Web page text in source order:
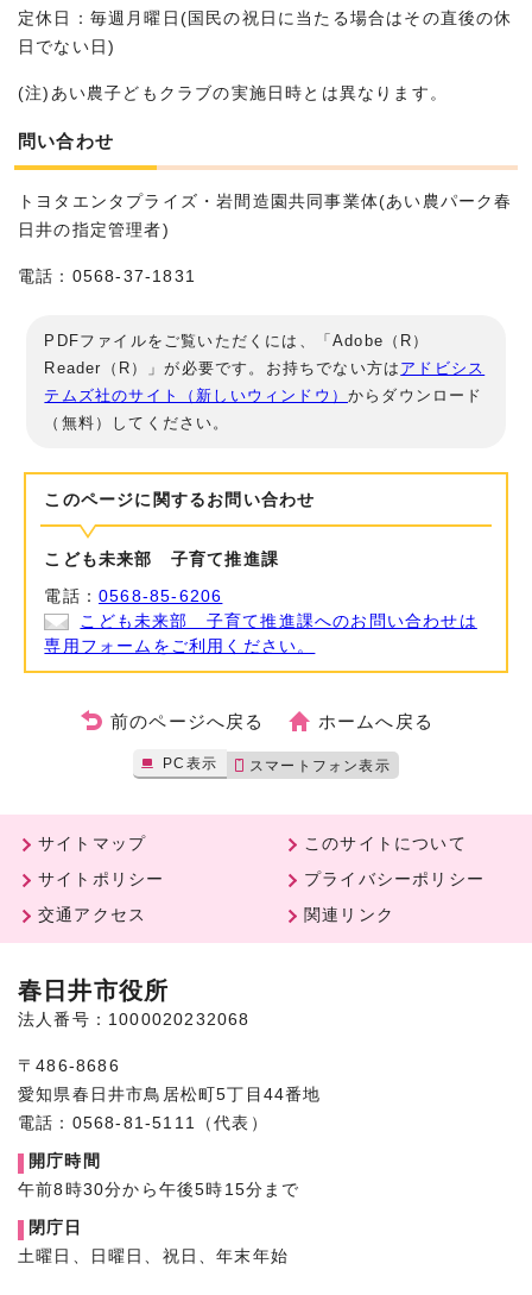
定休日：毎週月曜日(国民の祝日に当たる場合はその直後の休
日でない日)
(注)あい農子どもクラブの実施日時とは異なります。
問い合わせ
トヨタエンタプライズ・岩間造園共同事業体(あい農パーク春
日井の指定管理者)
電話：0568-37-1831
PDFファイルをご覧いただくには、「Adobe（R）
Reader（R）」が必要です。お持ちでない方は アドビシス
テムズ社のサイト（新しいウィンドウ）からダウンロード
（無料）してください。
このページに関する お問い合わせ
こども未来部 子育て推進課
電話：0568-85-6206
こども未来部 子育て推進課へのお問い合わせは
専用フォームをご利用ください。
前のページへ戻る ホームへ戻る
PC表示 スマートフォン表示
サイトマップ
このサイトについて
サイトポリシー
プライバシーポリシー
交通アクセス
関連リンク
春日井市役所
法人番号：1000020232068
〒486-8686
愛知県春日井市鳥居松町5丁目44番地
電話：0568-81-5111（代表）
開庁時間
午前8時30分から午後5時15分まで
閉庁日
土曜日、日曜日、祝日、年末年始